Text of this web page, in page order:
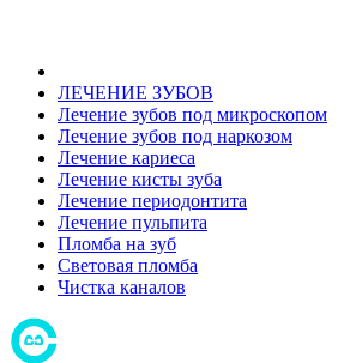
ЛЕЧЕНИЕ ЗУБОВ
Лечение зубов под микроскопом
Лечение зубов под наркозом
Лечение кариеса
Лечение кисты зуба
Лечение периодонтита
Лечение пульпита
Пломба на зуб
Световая пломба
Чистка каналов